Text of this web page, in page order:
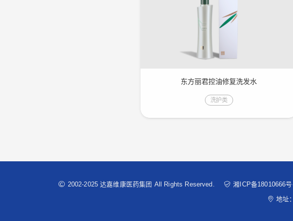
东方丽君控油修复洗发水
洗护类
2002-2025 达嘉维康医药集团 All Rights Reserved. 湘ICP备18010666
地址